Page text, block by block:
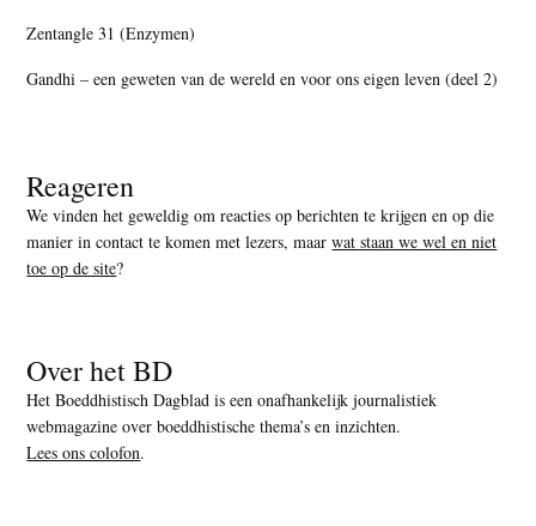
Zentangle 31 (Enzymen)
Gandhi – een geweten van de wereld en voor ons eigen leven (deel 2)
Reageren
We vinden het geweldig om reacties op berichten te krijgen en op die
manier in contact te komen met lezers, maarwat staan we wel en niet
toe op de site?
Over het BD
Het Boeddhistisch Dagblad is een onafhankelijk journalistiek
webmagazine over boeddhistische thema’s en inzichten.
Lees ons colofon.